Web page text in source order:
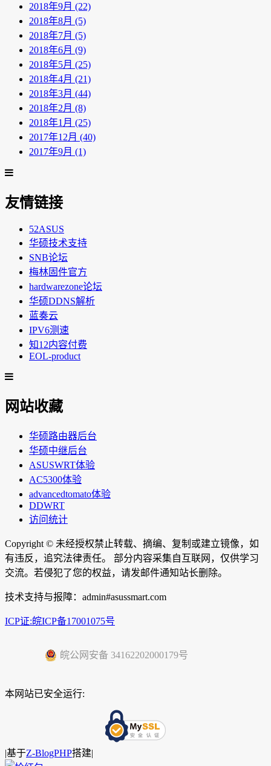
2018年9月 (22)
2018年8月 (5)
2018年7月 (5)
2018年6月 (9)
2018年5月 (25)
2018年4月 (21)
2018年3月 (44)
2018年2月 (8)
2018年1月 (25)
2017年12月 (40)
2017年9月 (1)
友情链接
52ASUS
华硕技术支持
SNB论坛
梅林固件官方
hardwarezone论坛
华硕DDNS解析
蓝奏云
IPV6测速
知12内容付费
EOL-product
网站收藏
华硕路由器后台
华硕中继后台
ASUSWRT体验
AC5300体验
advancedtomato体验
DDWRT
访问统计
Copyright © 未经授权禁止转载、摘编、复制或建立镜像，如
有违反，追究法律责任。 部分内容采集自互联网，仅供学习
交流。若侵犯了您的权益，请发邮件通知站长删除。
技术支持与报障：admin#asussmart.com
ICP证:皖ICP备17001075号
皖公网安备 34162202000179号
本网站已安全运行:
|基于Z-BlogPHP搭建|